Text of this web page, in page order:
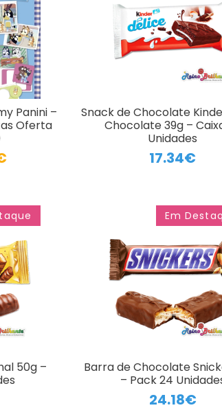
Panini –
Oferta
Snack de Chocolate
Chocolate 39g –
Unidades
17.34€
50g –
Em
Barra de Chocolate
– Pack 24
24.18€